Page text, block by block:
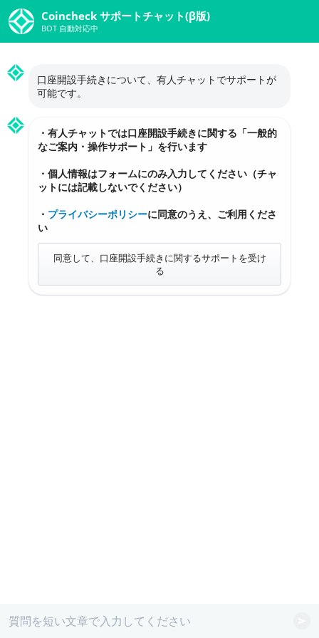
Coincheck サポートチャット(β版)
BOT 自動対応中
口座開設手続きについて、有人チャットでサポートが
可能です。
・有人チャットでは口座開設手続きに関する「一般的
なご案内・操作サポート」を行います
・個人情報はフォームにのみ入力してください（チャ
ットには記載しないでください）
・ プライバシーポリシーに同意のうえ、ご利用くださ
い
同意して、口座開設手続きに関するサポートを受け
る